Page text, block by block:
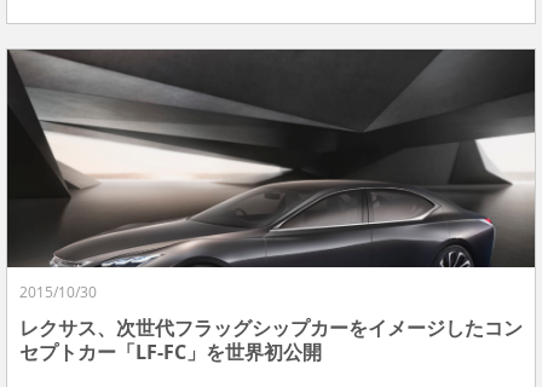
2015/10/30
レクサス、次世代フラッグシップカーをイメージしたコン
セプトカー「LF-FC」を世界初公開